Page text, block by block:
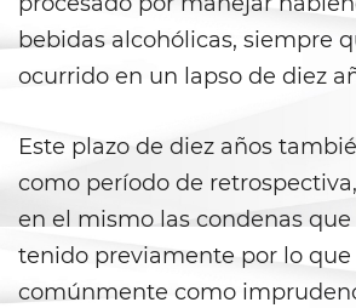
Fabricación de
Leyes sobre
California
Posesión de
Posesión De
Posesión De
Drogas
bebidas alcohólicas, siempre
ocurrido en un lapso de diez
Este plazo de diez años
como período de
en el mismo las condenas
tenido previamente por lo que
comúnmente como